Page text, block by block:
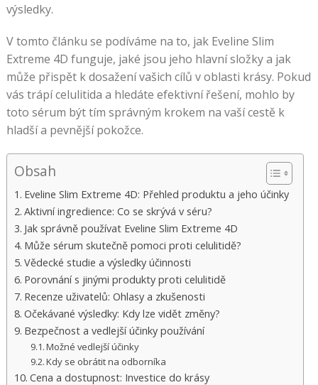
výsledky.
V tomto článku se podíváme na to, jak Eveline Slim
Extreme 4D funguje, jaké jsou jeho hlavní složky a jak
může přispět k dosažení vašich cílů v oblasti krásy. Pokud
vás trápí celulitida a hledáte efektivní řešení, mohlo by
toto sérum být tím správným krokem na vaší cestě k
hladší a pevnější pokožce.
Obsah
Eveline Slim Extreme 4D: Přehled produktu a jeho účinky
Aktivní ingredience: Co se skrývá v séru?
Jak správně používat Eveline Slim Extreme 4D
Může sérum skutečně pomoci proti celulitidě?
Vědecké studie a výsledky účinnosti
Porovnání s jinými produkty proti celulitidě
Recenze uživatelů: Ohlasy a zkušenosti
Očekávané výsledky: Kdy lze vidět změny?
Bezpečnost a vedlejší účinky používání
Možné vedlejší účinky
Kdy se obrátit na odborníka
Cena a dostupnost: Investice do krásy